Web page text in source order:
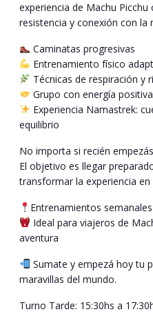
experiencia de Machu
resistencia y conexión con la
Caminatas progresivas
Entrenamiento físico
Técnicas de respiración y
Grupo con energía
Experiencia Namastrek:
equilibrio
No importa si recién
El objetivo es llegar
transformar la experiencia en
Entrenamientos semanales
Ideal para viajeros de
aventura
Sumate y empezá hoy tu
maravillas del mundo.
Turno Tarde: 15:30hs a